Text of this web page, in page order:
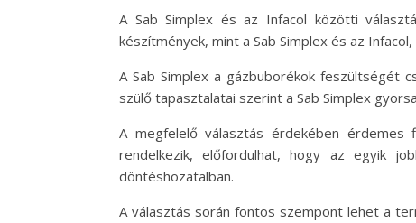
A Sab Simplex és az Infacol közötti
készítmények, mint a Sab Simplex és az
A Sab Simplex a gázbuborékok feszültségét
szülő tapasztalatai szerint a Sab Simplex
A megfelelő választás érdekében
rendelkezik, előfordulhat, hogy az egyik
döntéshozatalban.
A választás során fontos szempont lehet a